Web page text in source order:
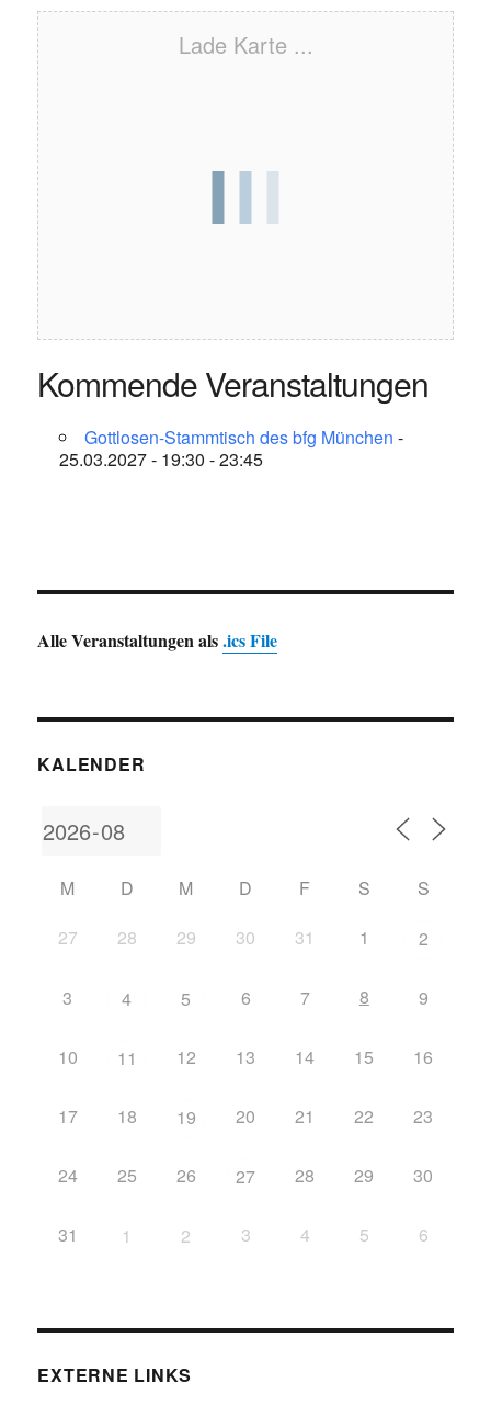
Lade Karte ...
Kommende Veranstaltungen
Gottlosen-Stammtisch des bfg München -
25.03.2027 - 19:30 - 23:45
Alle Veranstaltungen als.ics File
KALENDER
M D M D F S
S
27
28 29 30 31 1 2
3 4 5 6 7 8 9
10 11 12 13 14 15 16
17 18 19 20 21 22 23
24 25 26 27 28 29 30
31 1 2 3 4 5 6
EXTERNE LINKS